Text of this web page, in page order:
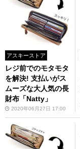
アスキーストア
レジ前でのモタモタ
を解決! 支払いがス
ムーズな大人気の長
財布「Natty」
2020年06月27日 17:00